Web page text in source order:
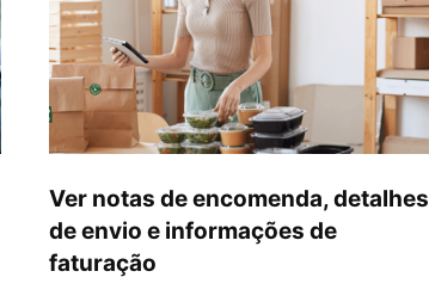
Ver notas de encomenda, detalhes
de envio e informações de
faturação
encomenda,
detalhes
de
envio
e
informações
de
faturação